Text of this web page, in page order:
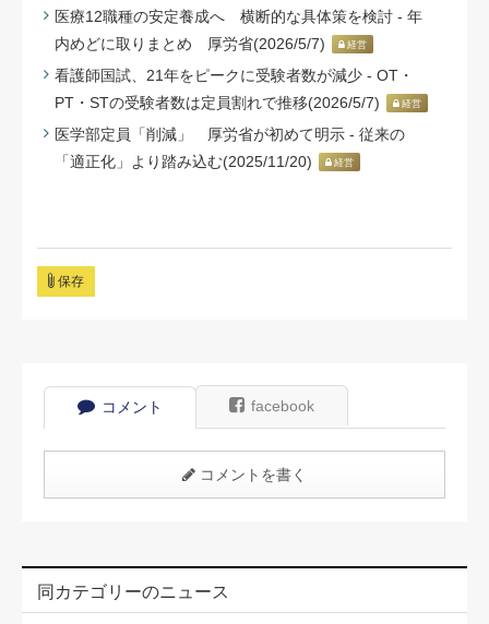
医療12職種の安定養成へ 横断的な具体策を検討 - 年
内めどに取りまとめ 厚労省(2026/5/7)
経営
看護師国試、21年をピークに受験者数が減少 - OT・
PT・STの受験者数は定員割れで推移(2026/5/7)
経営
医学部定員「削減」 厚労省が初めて明示 - 従来の
「適正化」より踏み込む(2025/11/20)
経営
保存
コメント facebook
コメントを書く
同カテゴリーのニュース